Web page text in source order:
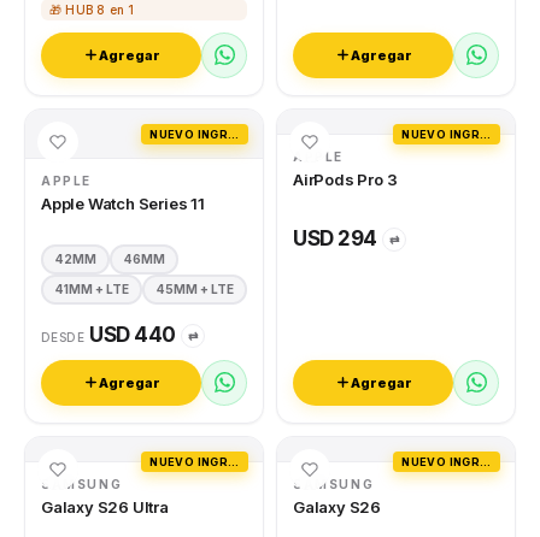
🎁 HUB 8 en 1
Agregar Agregar
APPLE
Apple Watch Series 11
42MM 46MM
41MM + LTE 45MM + LTE
DESDE USD 440 ⇄
Agregar
APPLE
AirPods Pro 3
USD 294 ⇄
Agregar
SAMSUNG
Galaxy S26 Ultra
SAMSUNG
Galaxy S26